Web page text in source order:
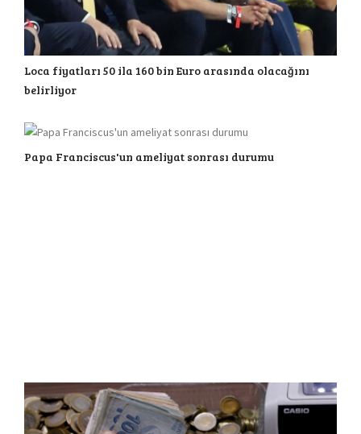
Loca fiyatları 50 ila 160 bin Euro arasında olacağını
belirliyor
Papa Franciscus'un ameliyat sonrası durumu